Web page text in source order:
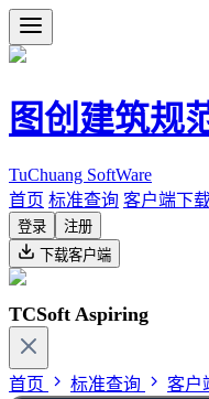
图创建筑规
TuChuang SoftWare
首页 标准查询 客户端下
登录
注册
下载客户端
TCSoft Aspiring
首页 标准查询 客户